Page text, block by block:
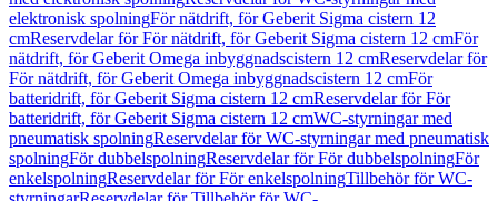
elektronisk spolningFör nätdrift, för Geberit Sigma cistern 12
cmReservdelar för För nätdrift, för Geberit Sigma cistern 12 cmFör
nätdrift, för Geberit Omega inbyggnadscistern 12 cmReservdelar för
För nätdrift, för Geberit Omega inbyggnadscistern 12 cmFör
batteridrift, för Geberit Sigma cistern 12 cmReservdelar för För
batteridrift, för Geberit Sigma cistern 12 cmWC-styrningar med
pneumatisk spolningReservdelar för WC-styrningar med pneumatisk
spolningFör dubbelspolningReservdelar för För dubbelspolningFör
enkelspolningReservdelar för För enkelspolningTillbehör för WC-